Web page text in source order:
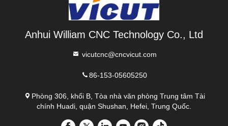
Anhui William CNC Technology Co., Ltd
vicutcnc@cncvicut.com
86-153-05605250
Phòng 306, khối B, Tòa nhà văn phòng Trung tâm Tài
chính Huadi, quận Shushan, Hefei, Trung Quốc.